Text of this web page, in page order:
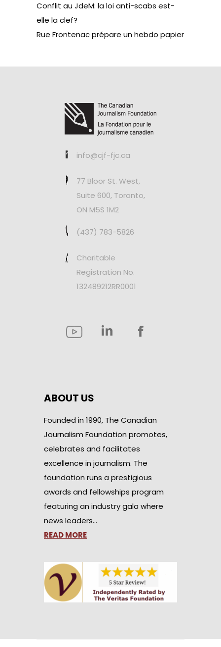
Conflit au JdeM: la loi anti-scabs est-
elle la clef?
Rue Frontenac prépare un hebdo papier
info@cjf-fjc.ca
77 Bloor St. West,
Suite 600, Toronto,
ON M5S 1M2
(437) 783-5826
Charitable
Registration No.
132489212RR0001
ABOUT US
Founded in 1990, The Canadian
Journalism Foundation promotes,
celebrates and facilitates
excellence in journalism. The
foundation runs a prestigious
awards and fellowships program
featuring an industry gala where
news leaders…
READ MORE